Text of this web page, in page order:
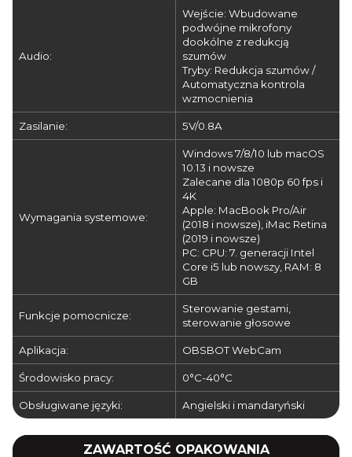
Audio:
Wejście: Wbudowane
podwójne mikrofony
dookólne z redukcją
szumów
Tryby: Redukcja szumów /
Automatyczna kontrola
wzmocnienia
Zasilanie: 5V/0.8A
Wymagania systemowe:
Windows 7/8/10 lub macOS
10.13 i nowsze
Zalecane dla 1080p 60 fps i
4K
Apple: MacBook Pro/Air
(2018 i nowsze), iMac Retina
(2019 i nowsze)
PC: CPU: 7. generacji Intel
Core i5 lub nowszy, RAM: 8
GB
Funkcje pomocnicze:
Sterowanie gestami,
sterowanie głosowe
Aplikacja: OBSBOT WebCam
Środowisko pracy: 0°C-40°C
Obsługiwane języki: Angielski i mandaryński
ZAWARTOŚĆ OPAKOWANIA